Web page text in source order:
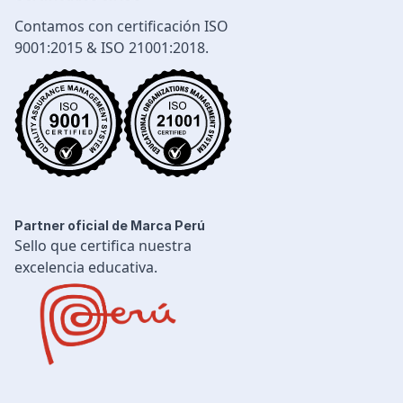
Gestión Industrial
Ingeniería de Procesos
Desarrollo Profesional
Ingeniería Civil
Contamos con certificación ISO
9001:2015 & ISO 21001:2018.
Partner oficial de Marca Perú
Sello que certifica nuestra
excelencia educativa.